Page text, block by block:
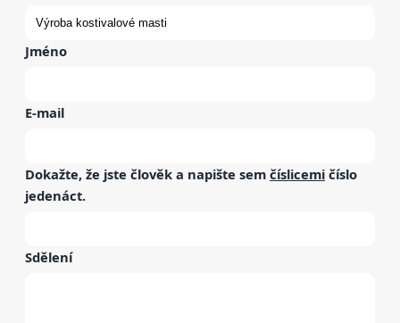
Jméno
E-mail
Dokažte, že jste člověk a napište sem číslicemi číslo
jedenáct.
Sdělení